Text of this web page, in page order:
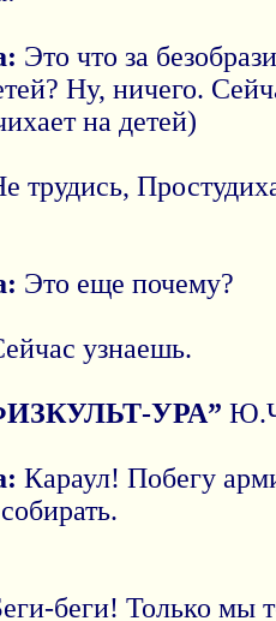
Это что за
Ну, ничего.
на детей)
трудись,
Это еще почему?
узнаешь.
УРА”
Караул! Побегу
беги! Только мы